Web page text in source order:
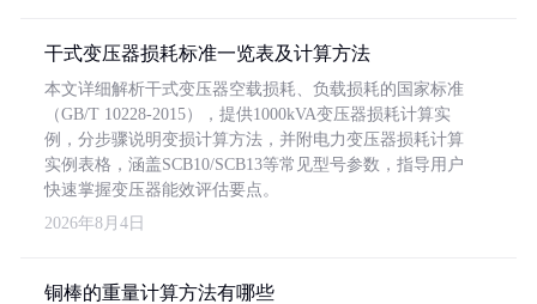
干式变压器损耗标准一览表及计算方法
本文详细解析干式变压器空载损耗、负载损耗的国家标准
（GB/T 10228-2015），提供1000kVA变压器损耗计算实
例，分步骤说明变损计算方法，并附电力变压器损耗计算
实例表格，涵盖SCB10/SCB13等常见型号参数，指导用户
快速掌握变压器能效评估要点。
2026年8月4日
铜棒的重量计算方法有哪些